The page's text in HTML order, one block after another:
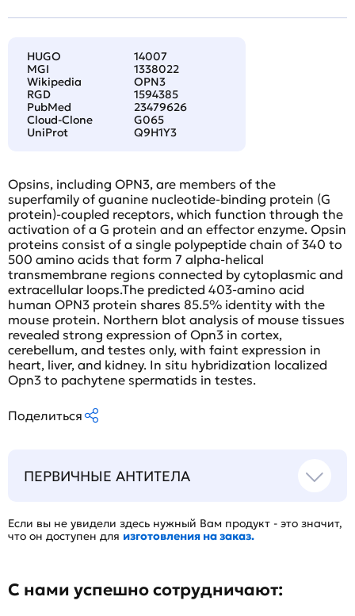
HUGO
14007
MGI
1338022
Wikipedia
OPN3
RGD
1594385
PubMed
23479626
Cloud-Clone
G065
UniProt
Q9H1Y3
Opsins, including OPN3, are members of the
superfamily of guanine nucleotide-binding protein (G
protein)-coupled receptors, which function through the
activation of a G protein and an effector enzyme. Opsin
proteins consist of a single polypeptide chain of 340 to
500 amino acids that form 7 alpha-helical
transmembrane regions connected by cytoplasmic and
extracellular loops.The predicted 403-amino acid
human OPN3 protein shares 85.5% identity with the
mouse protein. Northern blot analysis of mouse tissues
revealed strong expression of Opn3 in cortex,
cerebellum, and testes only, with faint expression in
heart, liver, and kidney. In situ hybridization localized
Opn3 to pachytene spermatids in testes.
Поделиться
ПЕРВИЧНЫЕ АНТИТЕЛА
Если вы не увидели здесь нужный Вам продукт - это значит,
что он доступен для изготовления на заказ.
С нами успешно сотрудничают: